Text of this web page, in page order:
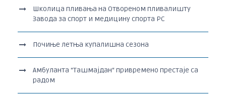
Школица пливања на Отвореном пливалишту
Завода за спорт и медицину спорта РС
Почиње летња купалишна сезона
Амбуланта “Ташмајдан“ привремено престаје са
радом